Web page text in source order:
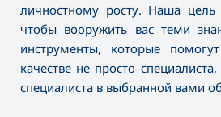
личностному росту. Наша цель
чтобы вооружить вас теми
инструменты, которые
качестве не просто
специалиста в выбранной вами